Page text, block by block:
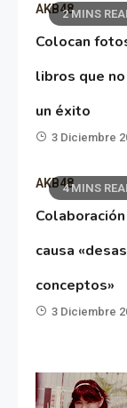
2 MINS
AKB48
Colocan
libros que
un éxito
3 Diciembre
4 MINS
AKB48
causa
conceptos»
3 Diciembre